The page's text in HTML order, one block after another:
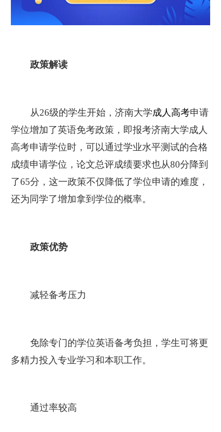
政策解读
从26级的学生开始，济南大学成人高考申请
学位增加了英语免考政策，即报考济南大学成人
高考申请学位时，可以通过学业水平测试的合格
成绩申请学位，论文总评成绩要求也从80分降到
了65分，这一政策不仅降低了学位申请的难度，
还为同学了增加拿到学位的概率。
政策优势
减轻备考压力
免除专门的学位英语备考负担，学生可将更
多精力投入专业学习和本职工作。
通过率较高